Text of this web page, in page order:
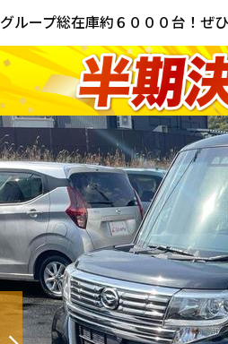
グループ総在庫約６０００台！ぜ